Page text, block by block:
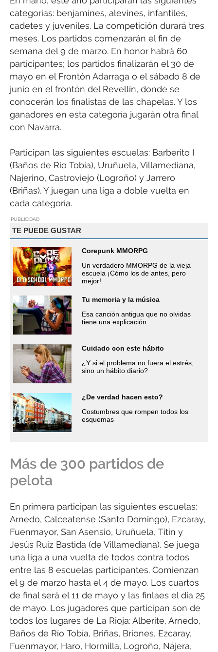
categorías: benjamines, alevines, infantiles,
cadetes y juveniles. La competición durará tres
meses. Los partidos comenzarán el fin de
semana del 9 de marzo. En honor habrá 60
participantes; los partidos finalizarán el 30 de
mayo en el Frontón Adarraga o el sábado 8 de
junio en el frontón del Revellín, donde se
conocerán los finalistas de las chapelas. Y los
ganadores en esta categoría jugarán otra final
con Navarra.
Participan las siguientes escuelas: Barberito I
(Baños de Río Tobía), Uruñuela, Villamediana,
Najerino, Castroviejo (Logroño) y Jarrero
(Briñas). Y juegan una liga a doble vuelta en
cada categoría.
PUBLICIDAD
TE PUEDE GUSTAR
Corepunk MMORPG
Un verdadero MMORPG de la vieja
escuela ¡Cómo los de antes, pero
mejor!
Tu memoria y la música
Esa canción antigua que no olvidas
tiene una explicación
Cuidado con este hábito
¿Y si el problema no fuera el estrés,
sino un hábito diario?
¿De verdad hacen esto?
Costumbres que rompen todos los
esquemas
Más de 300 partidos de
pelota
En primera participan las siguientes escuelas:
Arnedo, Calceatense (Santo Domingo), Ezcaray,
Fuenmayor, San Asensio, Uruñuela, Titín y
Jesús Ruiz Bastida (de Villamediana). Se juega
una liga a una vuelta de todos contra todos
entre las 8 escuelas participantes. Comienzan
el 9 de marzo hasta el 4 de mayo. Los cuartos
de final será el 11 de mayo y las finlaes el día 25
de mayo. Los jugadores que participan son de
todos los lugares de La Rioja: Alberite, Arnedo,
Baños de Río Tobía, Briñas, Briones, Ezcaray,
Fuenmayor, Haro, Hormilla, Logroño, Nájera,